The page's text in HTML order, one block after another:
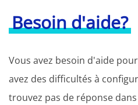
Besoin d'aide?
Vous avez besoin d'aide
avez des difficultés à
trouvez pas de réponse